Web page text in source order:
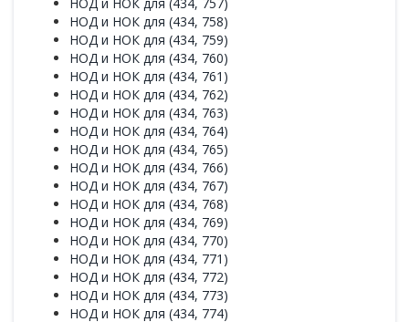
НОД и НОК для (434, 758)
НОД и НОК для (434, 759)
НОД и НОК для (434, 760)
НОД и НОК для (434, 761)
НОД и НОК для (434, 762)
НОД и НОК для (434, 763)
НОД и НОК для (434, 764)
НОД и НОК для (434, 765)
НОД и НОК для (434, 766)
НОД и НОК для (434, 767)
НОД и НОК для (434, 768)
НОД и НОК для (434, 769)
НОД и НОК для (434, 770)
НОД и НОК для (434, 771)
НОД и НОК для (434, 772)
НОД и НОК для (434, 773)
НОД и НОК для (434, 774)